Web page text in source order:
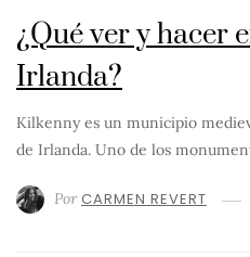
¿Qué ver y hacer
Irlanda?
Kilkenny es un municipio
de Irlanda. Uno de los
Por CARMEN REVERT